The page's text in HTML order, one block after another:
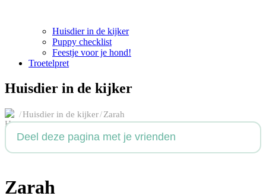
Huisdier in de kijker
Puppy checklist
Feestje voor je hond!
Troetelpret
Huisdier in de kijker
/Huisdier in de kijker/Zarah
Deel deze pagina met je vrienden
Zarah